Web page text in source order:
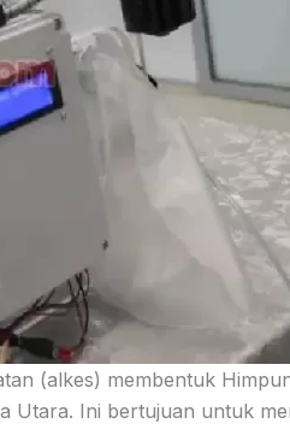
(alkes) membentuk
Utara. Ini bertujuan untuk